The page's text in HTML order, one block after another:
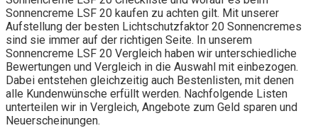
Sonnencreme LSF 20 kaufen zu achten gilt. Mit unserer
Aufstellung der besten Lichtschutzfaktor 20 Sonnencremes
sind sie immer auf der richtigen Seite. In unserem
Sonnencreme LSF 20 Vergleich haben wir unterschiedliche
Bewertungen und Vergleich in die Auswahl mit einbezogen.
Dabei entstehen gleichzeitig auch Bestenlisten, mit denen
alle Kundenwünsche erfüllt werden. Nachfolgende Listen
unterteilen wir in Vergleich, Angebote zum Geld sparen und
Neuerscheinungen.